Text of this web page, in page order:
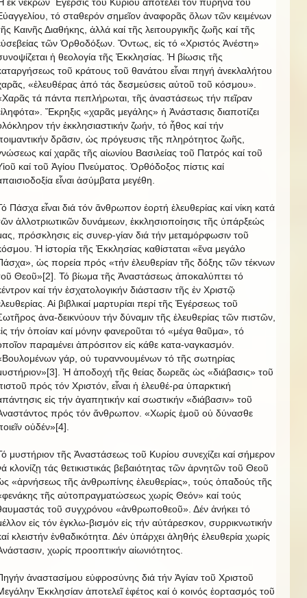
τό σταθερόν σημεῖον ἀναφορᾶς ὅλων τῶν κειμένων
Καινῆς Διαθήκης, ἀλλά καί τῆς λειτουργικῆς ζωῆς καί τῆς
τῶν Ὀρθοδόξων. Ὄντως, εἰς τό «Χριστός Ἀνέστη»
ἡ θεολογία τῆς Ἐκκλησίας. Ἡ βίωσις τῆς
τοῦ κράτους τοῦ θανάτου εἶναι πηγή ἀνεκλαλήτου
«ἐλευθέρας ἀπό τάς δεσμεύσεις αὐτοῦ τοῦ κόσμου».
τά πάντα πεπλήρωται, τῆς ἀναστάσεως τήν πεῖραν
Ἔκρηξις «χαρᾶς μεγάλης» ἡ Ἀνάστασις διαποτίζει
τήν ἐκκλησιαστικήν ζωήν, τό ἦθος καί τήν
δρᾶσιν, ὡς πρόγευσις τῆς πληρότητος ζωῆς,
καί χαρᾶς τῆς αἰωνίου Βασιλείας τοῦ Πατρός καί τοῦ
καί τοῦ Ἁγίου Πνεύματος. Ὀρθόδοξος πίστις καί
εἶναι ἀσύμβατα μεγέθη.
Πάσχα εἶναι διά τόν ἄνθρωπον ἑορτή ἐλευθερίας καί νίκη κατά
ἀλλοτριωτικῶν δυνάμεων, ἐκκλησιοποίησις τῆς ὑπάρξεώς
πρόσκλησις εἰς συνερ-γίαν διά τήν μεταμόρφωσιν τοῦ
Ἡ ἱστορία τῆς Ἐκκλησίας καθίσταται «ἕνα μεγάλο
ὡς πορεία πρός «τήν ἐλευθερίαν τῆς δόξης τῶν τέκνων
Θεοῦ»[2]. Τό βίωμα τῆς Ἀναστάσεως ἀποκαλύπτει τό
καί τήν ἐσχατολογικήν διάστασιν τῆς ἐν Χριστῷ
Αἱ βιβλικαί μαρτυρίαι περί τῆς Ἐγέρσεως τοῦ
ἀνα-δεικνύουν τήν δύναμιν τῆς ἐλευθερίας τῶν πιστῶν,
τήν ὁποίαν καί μόνην φανεροῦται τό «μέγα θαῦμα», τό
παραμένει ἀπρόσιτον εἰς κάθε κατα-ναγκασμόν.
γάρ, οὐ τυραννουμένων τό τῆς σωτηρίας
Ἡ ἀποδοχή τῆς θείας δωρεᾶς ὡς «διάβασις» τοῦ
πρός τόν Χριστόν, εἶναι ἡ ἐλευθέ-ρα ὑπαρκτική
εἰς τήν ἀγαπητικήν καί σωστικήν «διάβασιν» τοῦ
πρός τόν ἄνθρωπον. «Χωρίς ἐμοῦ οὐ δύνασθε
οὐδέν»[4].
μυστήριον τῆς Ἀναστάσεως τοῦ Κυρίου συνεχίζει καί σήμερον
κλονίζῃ τάς θετικιστικάς βεβαιότητας τῶν ἀρνητῶν τοῦ Θεοῦ
«ἀρνήσεως τῆς ἀνθρωπίνης ἐλευθερίας», τούς ὀπαδούς τῆς
τῆς αὐτοπραγματώσεως χωρίς Θεόν» καί τούς
τοῦ συγχρόνου «ἀνθρωποθεοῦ». Δέν ἀνήκει τό
εἰς τόν ἐγκλω-βισμόν εἰς τήν αὐτάρεσκον, συρρικνωτικήν
κλειστήν ἐνθαδικότητα. Δέν ὑπάρχει ἀληθής ἐλευθερία χωρίς
χωρίς προοπτικήν αἰωνιότητος.
ἀναστασίμου εὐφροσύνης διά τήν Ἁγίαν τοῦ Χριστοῦ
Ἐκκλησίαν ἀποτελεῖ ἐφέτος καί ὁ κοινός ἑορτασμός τοῦ